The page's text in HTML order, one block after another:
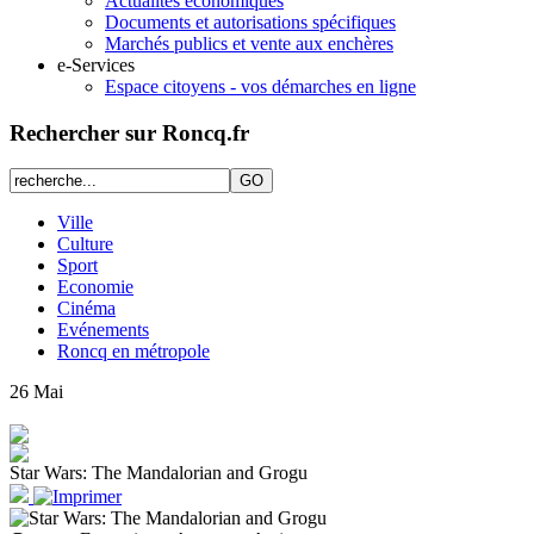
Documents et autorisations spécifiques
Marchés publics et vente aux enchères
e-Services
Espace citoyens - vos démarches en ligne
Rechercher sur Roncq.fr
Ville
Culture
Sport
Economie
Cinéma
Evénements
Roncq en métropole
26 Mai
Star Wars: The Mandalorian and Grogu